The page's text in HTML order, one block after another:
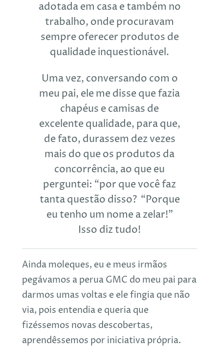
adotada em casa e também no
trabalho, onde procuravam
sempre oferecer produtos de
qualidade inquestionável.
Uma vez, conversando com o
meu pai, ele me disse que fazia
chapéus e camisas de
excelente qualidade, para que,
de fato, durassem dez vezes
mais do que os produtos da
concorrência, ao que eu
perguntei: “por que você faz
tanta questão disso? “Porque
eu tenho um nome a zelar!”
Isso diz tudo!
Ainda moleques, eu e meus irmãos
pegávamos a perua GMC do meu pai para
darmos umas voltas e ele fingia que não
via, pois entendia e queria que
fizéssemos novas descobertas,
aprendêssemos por iniciativa própria.